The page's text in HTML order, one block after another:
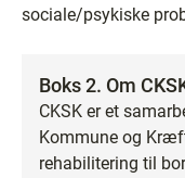
sociale/psykiske
Boks 2. Om
CKSK er et
Kommune og
rehabilitering til